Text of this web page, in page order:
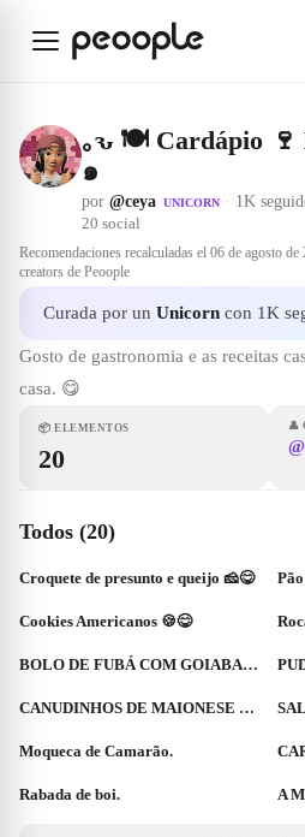
｡ԅ 🍽️ Cardápio 🍷
๑
por @ceya UNICORN · 1K
20 social
Recomendaciones recalculadas el 06 de agosto de
creators de Peoople
Curada por un Unicorn con 1K
Gosto de gastronomia e as receitas
casa. 😋
📦 ELEMENTOS
20
👤
Todos (20)
Croquete de presunto e queijo 🧀😋
Cookies Americanos 🍪😋
BOLO DE FUBÁ COM GOIABADA.
CANUDINHOS DE MAIONESE DE ATUM.
Moqueca de Camarão.
Rabada de boi. A